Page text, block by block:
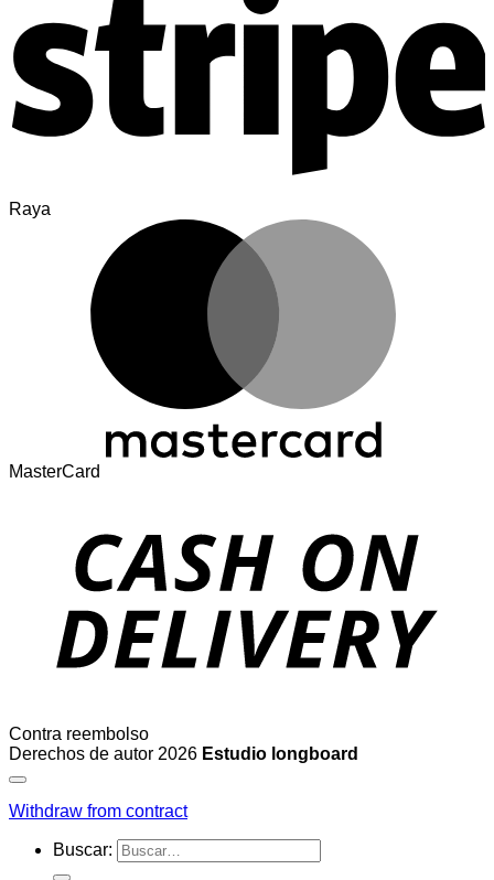
Raya
MasterCard
Contra reembolso
Derechos de autor 2026 Estudio longboard
Withdraw from contract
Buscar: